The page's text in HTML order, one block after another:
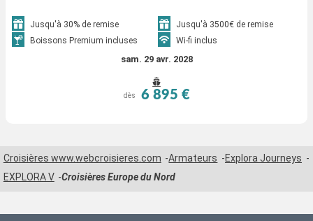
Jusqu'à 30% de remise
Jusqu'à 3500€ de remise
Boissons Premium incluses
Wi-fi inclus
sam. 29 avr. 2028
dès 6 895 €
Croisières www.webcroisieres.com Armateurs
Explora Journeys
EXPLORA V
Croisières Europe du Nord